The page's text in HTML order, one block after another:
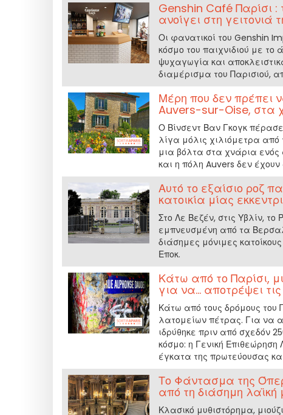
Genshin Café Παρίσι
ανοίγει στη γειτονιά
Οι φανατικοί του Genshin
κόσμο του παιχνιδιού με
ψυχαγωγία και
διαμέρισμα του Παρισιού,
Μέρη που δεν πρέπει
Auvers-sur-Oise, στα
Ο Βίνσεντ Βαν Γκογκ
λίγα μόλις χιλιόμετρα από
μια βόλτα στα χνάρια ενός
και η πόλη Auvers δεν
Αυτό το εξαίσιο ροζ
κατοικία μίας
Στο Λε Βεζέν, στις Υβλίν,
εμπνευσμένη από τα
διάσημες μόνιμες
Εποκ.
Κάτω από το Παρίσι,
για να... αποτρέψει
Κάτω από τους δρόμους του
λατομείων πέτρας. Για να
ιδρύθηκε πριν από σχεδόν
κόσμο: η Γενική Επιθεώρηση
έγκατα της πρωτεύουσας
Το Φάντασμα της
από τη διάσημη λαϊκή
Κλασικό μυθιστόρημα,